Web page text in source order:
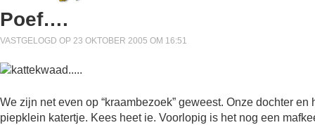
Poef….
VASTGELOGD OP 23 OKTOBER 2005 OM 16:51
We zijn net even op “kraambezoek” geweest. Onze dochter
piepklein katertje. Kees heet ie. Voorlopig is het nog een